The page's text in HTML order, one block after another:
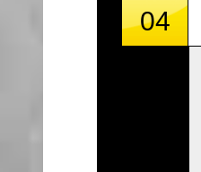
04